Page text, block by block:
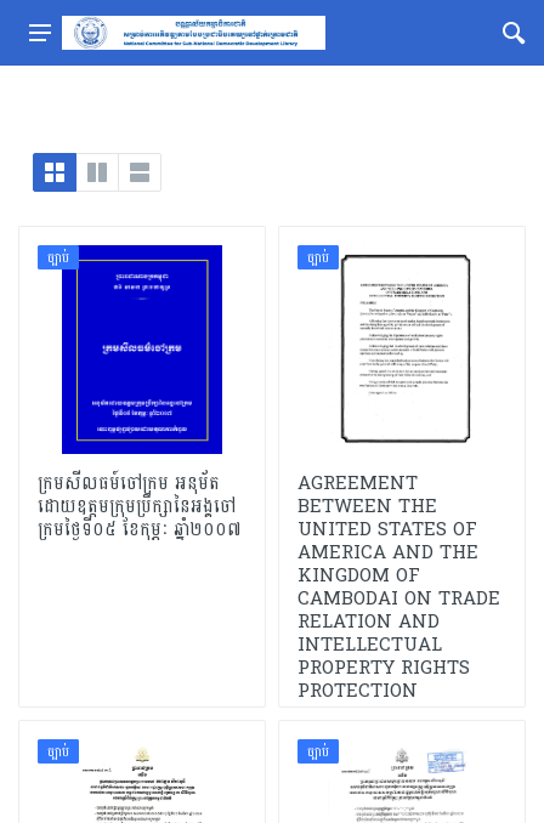
ច្បាប់
ក្រមសីលធម៍ចៅក្រម អនុម័ត
ដោយឧត្តមក្រុមប្រឹក្សានៃអង្គចៅ
ក្រមថ្ងៃទី០៥ ខែកុម្ភៈ ឆ្នាំ២០០៧
ច្បាប់
AGREEMENT
BETWEEN THE
UNITED STATES OF
AMERICA AND THE
KINGDOM OF
CAMBODAI ON TRADE
RELATION AND
INTELLECTUAL
PROPERTY RIGHTS
PROTECTION
ច្បាប់ ច្បាប់